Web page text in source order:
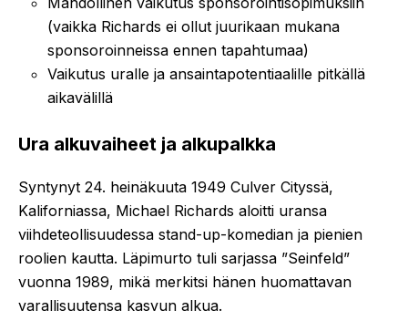
(vaikka Richards ei ollut juurikaan mukana
sponsoroinneissa ennen tapahtumaa)
Vaikutus uralle ja ansaintapotentiaalille pitkällä
aikavälillä
Ura alkuvaiheet ja alkupalkka
Syntynyt 24. heinäkuuta 1949 Culver Cityssä,
Kaliforniassa, Michael Richards aloitti uransa
viihdeteollisuudessa stand-up-komedian ja pienien
roolien kautta. Läpimurto tuli sarjassa ”Seinfeld”
vuonna 1989, mikä merkitsi hänen huomattavan
varallisuutensa kasvun alkua.